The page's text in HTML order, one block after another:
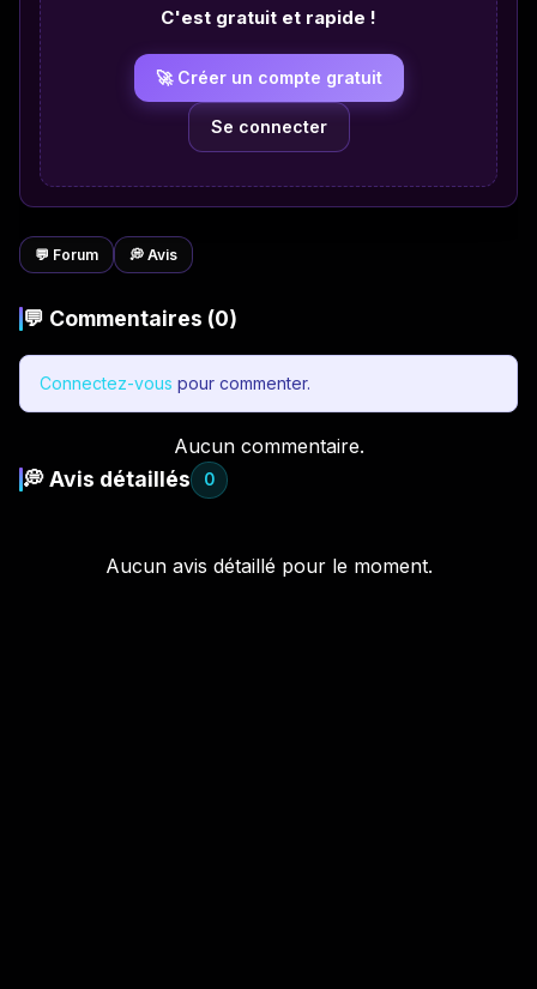
C'est gratuit et rapide !
🚀 Créer un compte gratuit
Se connecter
💬 Forum 💭 Avis
💬 Commentaires (0)
Connectez-vous pour commenter.
Aucun commentaire.
💭 Avis détaillés 0
Aucun avis détaillé pour le moment.